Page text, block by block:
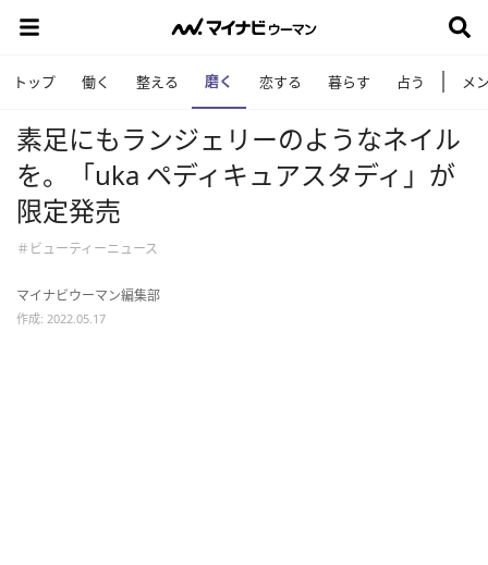
トップ 働く 整える 磨く 恋する 暮らす 占う メ
素足にもランジェリーのようなネイル
を。「uka ペディキュアスタディ」が
限定発売
＃ビューティーニュース
マイナビウーマン編集部
作成: 2022.05.17